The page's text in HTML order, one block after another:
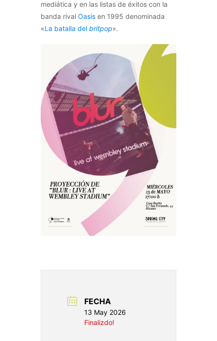
mediática y en las listas de éxitos con la
banda rival Oasis en 1995 denominada
«La batalla del britpop».
FECHA
13 May 2026
Finalizdo!